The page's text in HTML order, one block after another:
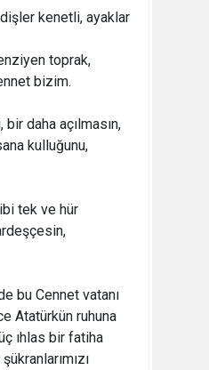
kenetli, ayaklar
toprak,
bizim.
bir daha açılmasın,
kulluğunu,
tek ve hür
bu Cennet vatanı
Atatürkün ruhuna
üç ıhlas bir fatiha